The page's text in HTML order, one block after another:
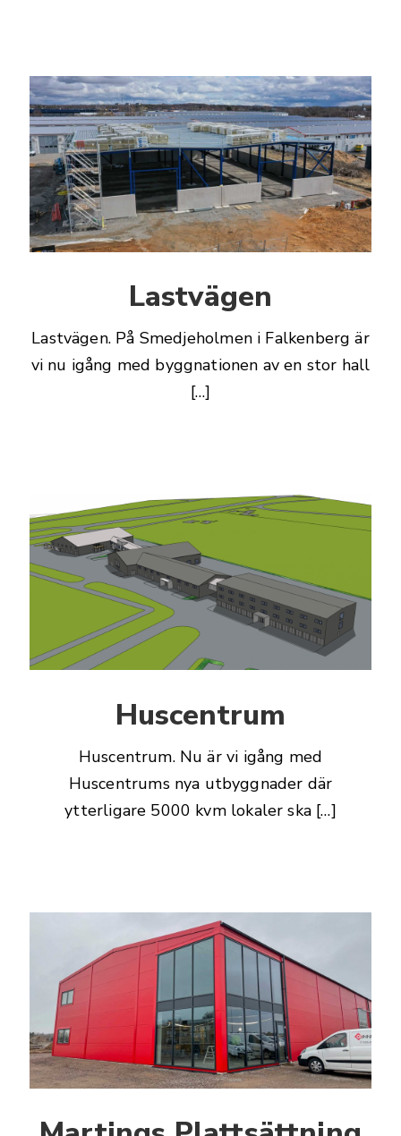
Lastvägen
Lastvägen. På Smedjeholmen i Falkenberg är
vi nu igång med byggnationen av en stor hall
[…]
Huscentrum
Huscentrum. Nu är vi igång med
Huscentrums nya utbyggnader där
ytterligare 5000 kvm lokaler ska […]